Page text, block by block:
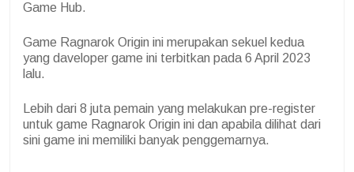
Game Hub.
Game Ragnarok Origin ini merupakan sekuel kedua
yang daveloper game ini terbitkan pada 6 April 2023
lalu.
Lebih dari 8 juta pemain yang melakukan pre-register
untuk game Ragnarok Origin ini dan apabila dilihat dari
sini game ini memiliki banyak penggemarnya.